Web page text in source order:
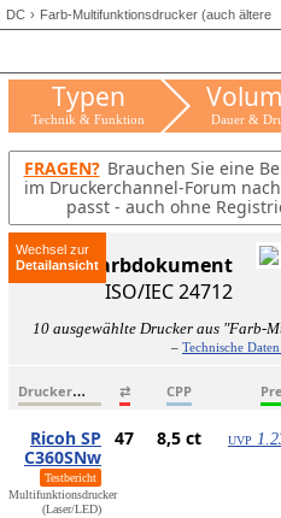
DC Farb-Multifunktionsdrucker (auch ältere
Typen
Technik & Funktion Dauer &
FRAGEN? Brauchen Sie eine
im Druckerchannel-Forum
passt - auch ohne
Wechsel zur
ISO-Farbdokument
ISO/IEC 24712
10 ausgewählte Drucker aus "Farb-
– Technische
D
ruckername ⇄ CPP
Ricoh SP
C360SNw
Testbericht
Multifunktionsdrucker
(Laser/LED)
47 8,5 ct UVP